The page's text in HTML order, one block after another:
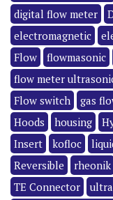
digital flow meter
electromagnetic
Flow
flowmasonic
flow meter
Flow switch
gas
Hoods
housing
Insert
kofloc
Reversible
rheonik
TE Connector